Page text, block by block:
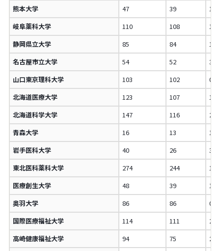
熊本大学
47 39
岐阜薬科大学
110 108
静岡県立大学
85 84
名古屋市立大学
54 52
山口東京理科大学
103 102
北海道医療大学
123 107
北海道科学大学
147 116
青森大学
16 13
岩手医科大学
40 26
東北医科薬科大学
274 244
医療創生大学
48 39
奥羽大学
86 86
国際医療福祉大学
114 111
高崎健康福祉大学
94 75